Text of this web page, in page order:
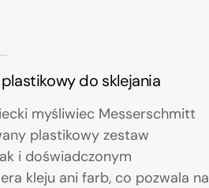
do sklejania
myśliwiec Messerschmitt
plastikowy zestaw
i doświadczonym
kleju ani farb, co pozwala na